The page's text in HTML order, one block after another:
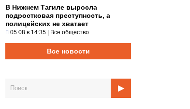
В Нижнем Тагиле выросла
подростковая преступность, а
полицейских не хватает
05.08 в 14:35 | Все общество
Все новости